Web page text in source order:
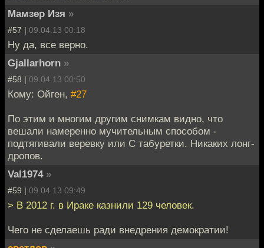
Мамзер Изя »
#57 | 09.04.13 00:18
Ну да, все верно.
Gjallarhorn »
#58 | 09.04.13 00:50
Кому: Ойген, #27
По этим и многим другим снимкам видно, что
вешали намеренно мучительным способом -
подтягивали веревку или С табуретки. Никаких лонг-
дропов.
Val1974 »
#59 | 09.04.13 09:49
> В 2012 г. в Ираке казнили 129 человек.
Чего не сделаешь ради внедрения демократии!